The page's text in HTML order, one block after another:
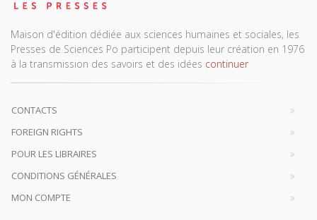
Maison d'édition dédiée aux sciences humaines et sociales, les
Presses de Sciences Po participent depuis leur création en 1976
à la transmission des savoirs et des idées continuer
CONTACTS
FOREIGN RIGHTS
POUR LES LIBRAIRES
CONDITIONS GÉNÉRALES
MON COMPTE